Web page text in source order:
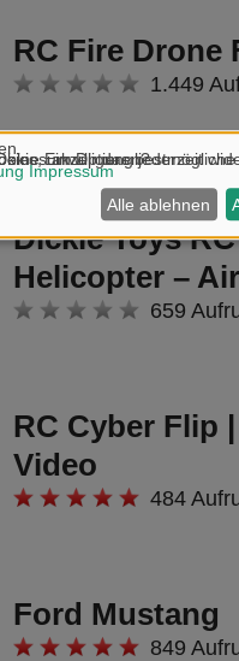
RC Fire Drone
1.449
Dickie Toys
Helicopter –
659
RC Cyber Flip
Video
484
Ford Mustang
849